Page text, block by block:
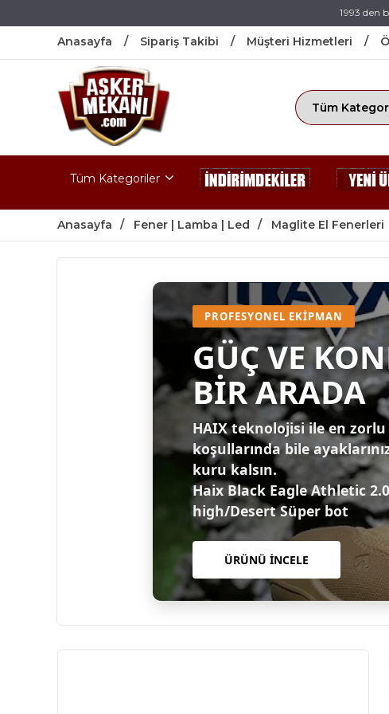
1993 den
Anasayfa Sipariş Takibi Müşteri Hizmetleri
Tüm Kategoriler
Anasayfa Fener | Lamba | Led Maglite El Fenerleri
PROFESYONEL EKIPMAN
GÜÇ VE
BİR ARADA
HAIX teknolojisi ile en
koşullarında bile
kuru kalsın.
Haix Black Eagle Athletic
high/Desert Süper bot
ÜRÜNÜ İNCELE